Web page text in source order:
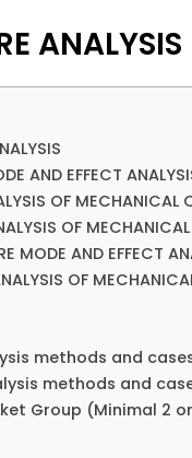
ANALYSIS
AND EFFECT
OF MECHANICAL
OF
MODE AND EFFECT
OF
methods and
methods and
Group (Minimal 2